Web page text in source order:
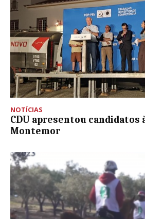
NOTÍCIAS
CDU apresentou candidatos
Montemor